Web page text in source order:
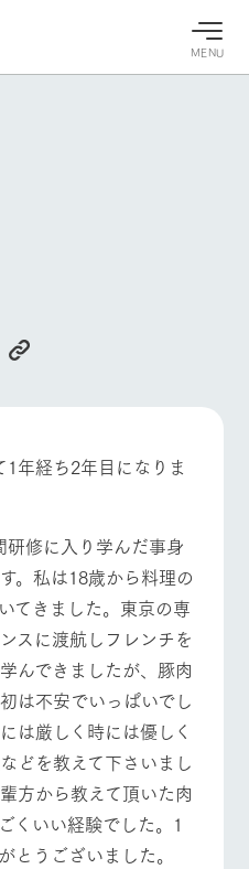
MENU
情報
Ark館ヶ森で開
催しているイベ
報やスケジュ
ビゲート
動物とふ
れあう
れて、感じ
、学ぶ。館ヶ
森の雄大な自然
かで動物とふ
あう
アクティ
ビティ／
体験
ツリーハウスや
各種体験教室な
ど、楽しみなが
ら学べる様々な
アクティビティ
ショップ
／お買い
物
丹精込めて育て
た生産品をはじ
牧場マッ
プ
牧場マップのダ
ウンロード
ン/BBQ フラワーガーデン
ティ/体験 ショップ/お買い物
バス
年経ち2年目になりま
研修に入り学んだ事身
。私は18歳から料理の
てきました。東京の専
スに渡航しフレンチを
んできましたが、豚肉
は不安でいっぱいでし
は厳しく時には優しく
どを教えて下さいまし
方から教えて頂いた肉
くいい経験でした。1
とうございました。